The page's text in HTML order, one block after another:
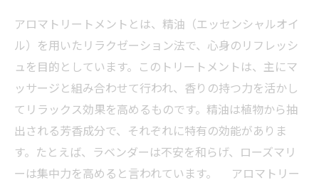
アロマトリートメントとは、精油（エッセンシャルオイ
ル）を用いたリラクゼーション法で、心身のリフレッシ
ュを目的としています。このトリートメントは、主にマ
ッサージと組み合わせて行われ、香りの持つ力を活かし
てリラックス効果を高めるものです。精油は植物から抽
出される芳香成分で、それぞれに特有の効能がありま
す。たとえば、ラベンダーは不安を和らげ、ローズマリ
ーは集中力を高めると言われています。 アロマトリー